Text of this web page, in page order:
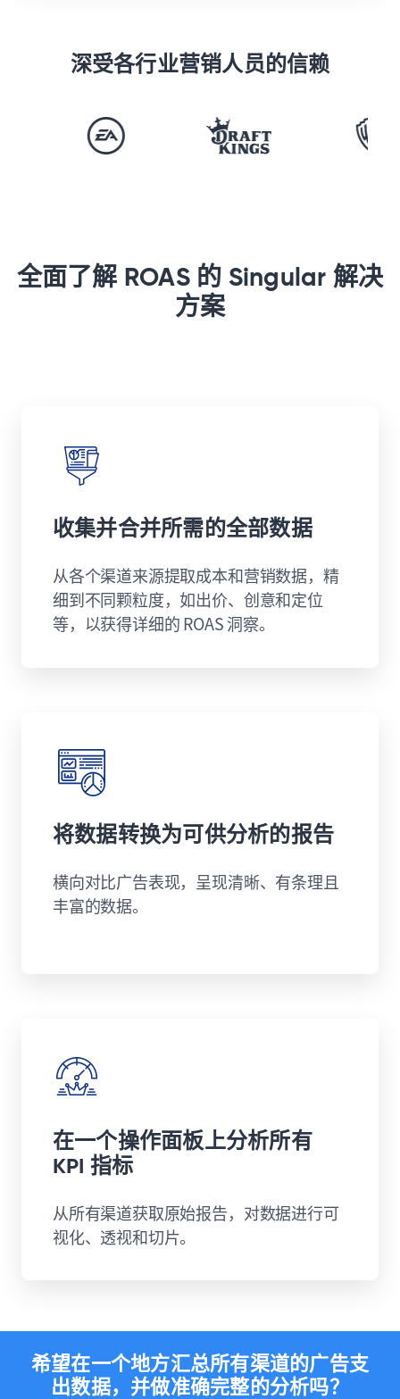
深受各行业营销人员的信赖
全面了解 ROAS 的 Singular 解决
方案
收集并合并所需的全部数据
从各个渠道来源提取成本和营销数据，精
细到不同颗粒度，如出价、创意和定位
等，以获得详细的 ROAS 洞察。
将数据转换为可供分析的报告
横向对比广告表现，呈现清晰、有条理且
丰富的数据。
在一个操作面板上分析所有
KPI 指标
从所有渠道获取原始报告，对数据进行可
视化、透视和切片。
希望在一个地方汇总所有渠道的广告支
出数据，并做准确完整的分析吗？